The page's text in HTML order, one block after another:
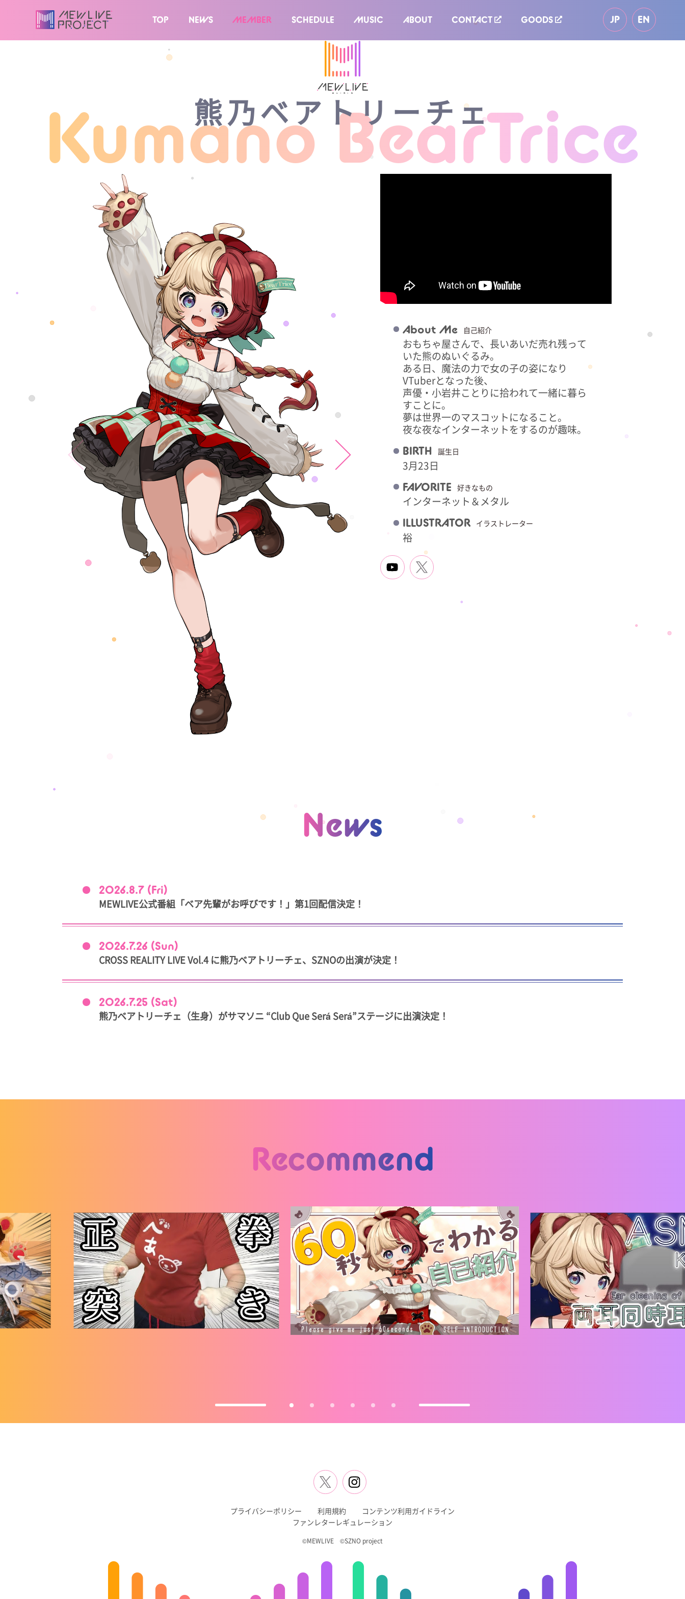
TOP NEWS MEMBER SCHEDULE MUSIC ABOUT CONTACT GOODS JP EN
熊乃ベアトリーチェ
Kumano BearTrice
About Me 自己紹介
おもちゃ屋さんで、長いあいだ売れ残って
いた熊のぬいぐるみ。
ある日、魔法の力で女の子の姿になり
VTuberとなった後、
声優・小岩井ことりに拾われて一緒に暮ら
すことに。
夢は世界一のマスコットになること。
夜な夜なインターネットをするのが趣味。
BIRTH 誕生日
3月23日
FAVORITE 好きなもの
インターネット＆メタル
ILLUSTRATOR イラストレーター
裕
News
2026.8.7 (Fri)
MEWLIVE公式番組「ベア先輩がお呼びです！」第1回配信決定！
2026.7.26 (Sun)
CROSS REALITY LIVE Vol.4 に熊乃ベアトリーチェ、SZNOの出演が決定！
2026.7.25 (Sat)
熊乃ベアトリーチェ（生身）がサマソニ “Club Que Será Será”ステージに出演決定！
Recommend
プライバシーポリシー 利用規約
コンテンツ利用ガイドライン
ファンレターレギュレーション
©MEWLIVE ©SZNO project